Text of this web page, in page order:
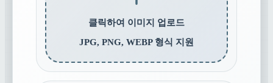
클릭하여 이미지 업로드
JPG, PNG, WEBP 형식 지원